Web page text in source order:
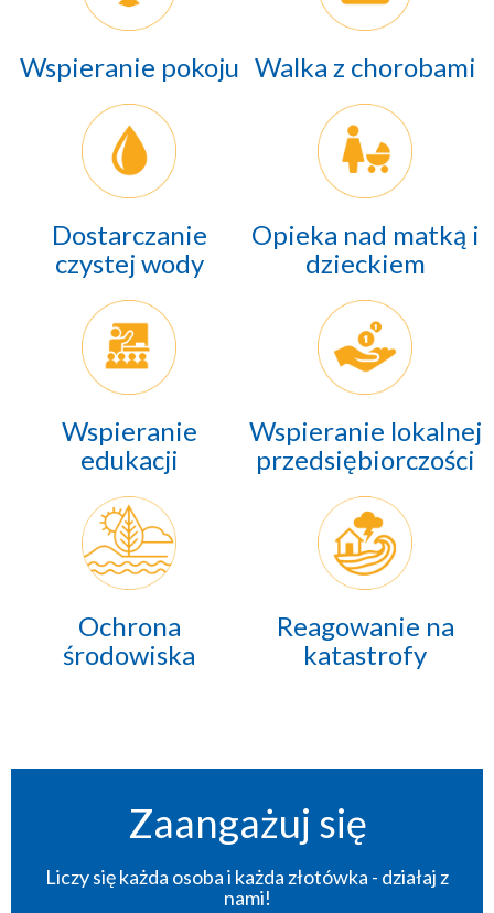
Wspieranie pokoju Walka z chorobami
Dostarczanie
czystej wody
Opieka nad matką i
dzieckiem
Wspieranie
edukacji
Wspieranie lokalnej
przedsiębiorczości
Ochrona
środowiska
Reagowanie na
katastrofy
Zaangażuj się
Liczy się każda osoba i każda złotówka - działaj z
nami!